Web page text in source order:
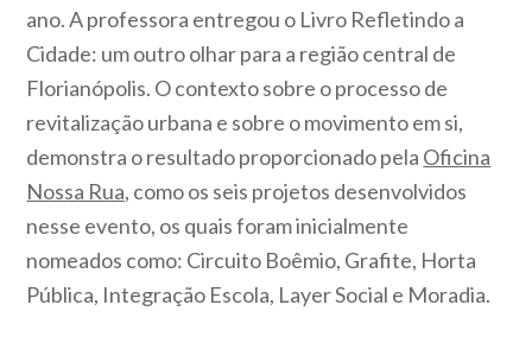
ano. A professora entregou o Livro Refletindo a
Cidade: um outro olhar para a região central de
Florianópolis. O contexto sobre o processo de
revitalização urbana e sobre o movimento em si,
demonstra o resultado proporcionado pela Oficina
Nossa Rua, como os seis projetos desenvolvidos
nesse evento, os quais foram inicialmente
nomeados como: Circuito Boêmio, Grafite, Horta
Pública, Integração Escola, Layer Social e Moradia.